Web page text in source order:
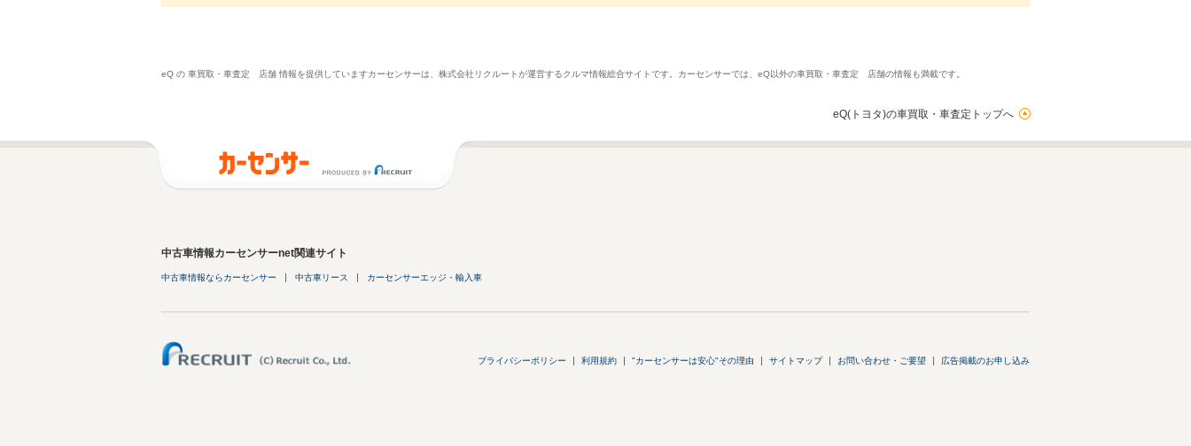
eQ の 車買取・車査定 店舗 情報を提供していますカーセンサーは、株式会社リクルートが運営するクルマ情報総合サイトです。カーセンサーでは、eQ以外の車買取・車査定 店舗の情報も満載です。
eQ(トヨタ)の車買取・車査定トップへ
中古車情報カーセンサーnet関連サイト
中古車情報ならカーセンサー 中古車リース カーセンサーエッジ・輸入車
プライバシーポリシー 利用規約 "カーセンサーは安心"その理由 サイトマップ お問い合わせ・ご要望 広告掲載のお申し込み